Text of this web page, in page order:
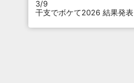
3/9
干支でボケて2026 結果発表